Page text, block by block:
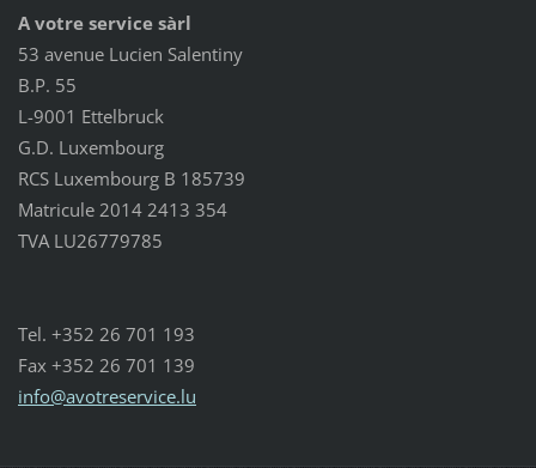
A votre service sàrl
53 avenue Lucien Salentiny
B.P. 55
L-9001 Ettelbruck
G.D. Luxembourg
RCS Luxembourg B 185739
Matricule 2014 2413 354
TVA LU26779785
Tel. +352 26 701 193
Fax +352 26 701 139
info@avotreservice.lu